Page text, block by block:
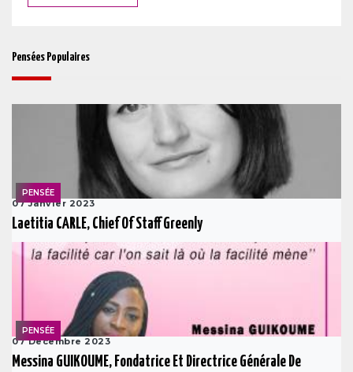
Pensées Populaires
PENSÉE
07 Janvier 2023
Laetitia CARLE, Chief Of Staff Greenly
PENSÉE
07 Decembre 2023
Messina GUIKOUME, Fondatrice Et Directrice Générale De